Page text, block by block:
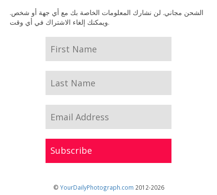
الشحن مجاني. لن نشارك المعلومات الخاصة بك مع أي جهة أو شخص.
ويمكنك إلغاء الاشتراك في أي وقت.
© YourDailyPhotograph.com 2012-2026